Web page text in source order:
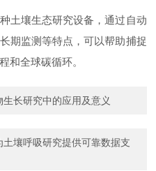
土壤生态研究设备，通过自动
期监测等特点，可以帮助捕捉
和全球碳循环。
长研究中的应用及意义
壤呼吸研究提供可靠数据支